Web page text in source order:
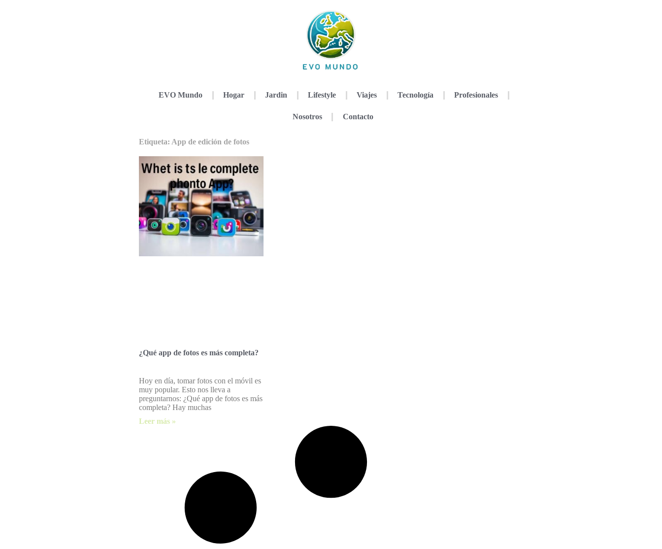
EVO Mundo Hogar Jardin Lifestyle Viajes Tecnología Profesionales
Nosotros Contacto
Etiqueta: App de edición de fotos
¿Qué app de fotos es más completa?
Hoy en día, tomar fotos con el móvil es
muy popular. Esto nos lleva a
preguntarnos: ¿Qué app de fotos es más
completa? Hay muchas
Leer más »